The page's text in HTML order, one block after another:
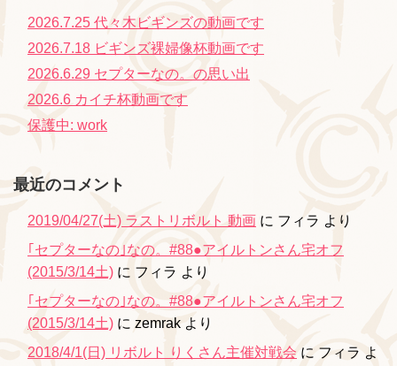
2026.7.25 代々木ビギンズの動画です
2026.7.18 ビギンズ裸婦像杯動画です
2026.6.29 セプターなの。の思い出
2026.6 カイチ杯動画です
保護中: work
最近のコメント
2019/04/27(土) ラストリボルト 動画 に フィラ より
｢セプターなの｣なの。#88●アイルトンさん宅オフ
(2015/3/14土) に フィラ より
｢セプターなの｣なの。#88●アイルトンさん宅オフ
(2015/3/14土) に zemrak より
2018/4/1(日) リボルト りくさん主催対戦会 に フィラ よ